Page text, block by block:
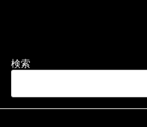
検索